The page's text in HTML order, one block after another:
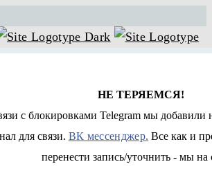
НЕ ТЕРЯЕМСЯ!
с блокировками Telegram мы добавили
для связи. ВК мессенджер. Все как и
перенести запись/уточнить - мы на